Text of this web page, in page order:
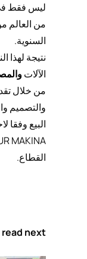
ليس فقط في
من العالم
السنوية.
نتيجة لهذا
الآلات
من خلال
والتصميم
البيع وفقا
القطاع.
read next